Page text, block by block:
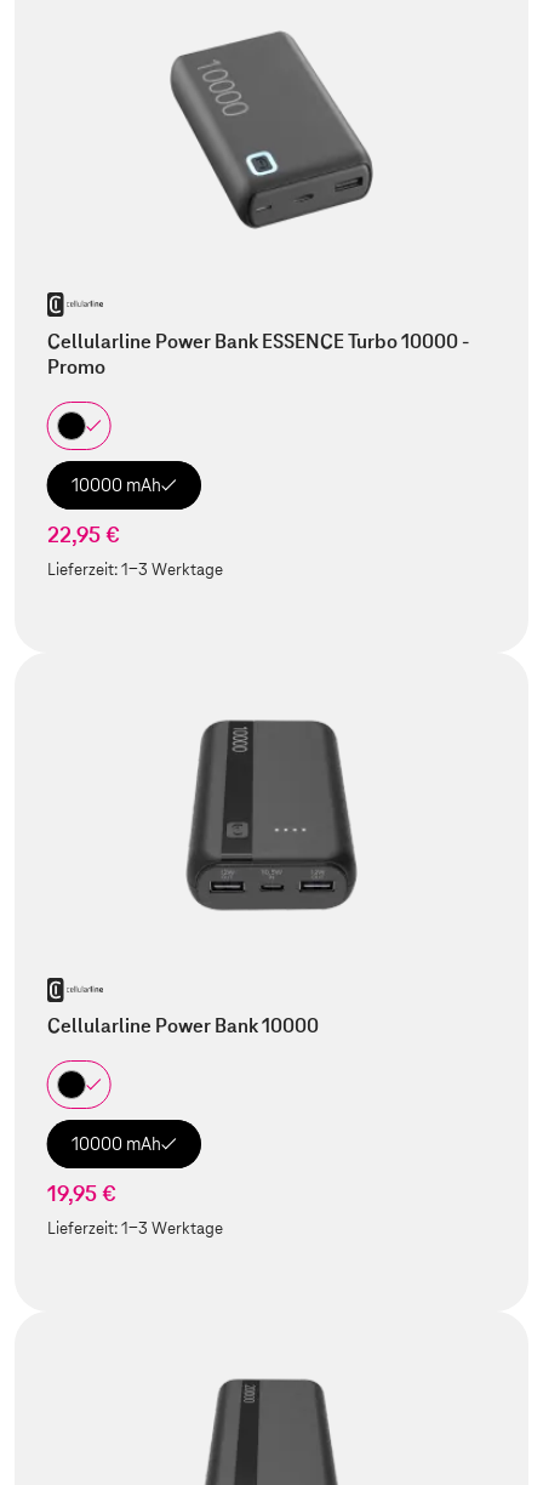
Cellularline Power Bank ESSENCE Turbo 10000 -
Promo
10000 mAh
22,95 €
Lieferzeit:1-3 Werktage
Cellularline Power Bank 10000
10000 mAh
19,95 €
Lieferzeit:1-3 Werktage